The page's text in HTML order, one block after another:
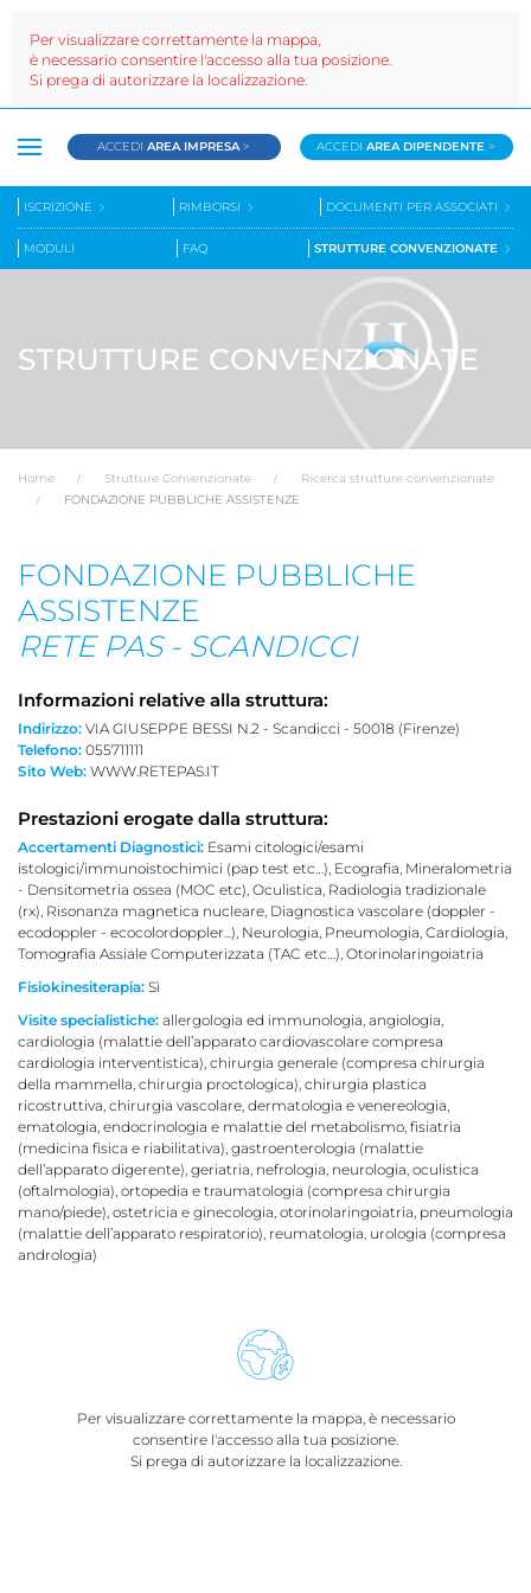
ACCEDIAREA IMPRESA > ACCEDIAREA DIPENDENTE >
ISCRIZIONE RIMBORSI DOCUMENTI PER ASSOCIATI
MODULI FAQ STRUTTURE CONVENZIONATE
STRUTTURE CONVENZIONATE
Home Strutture Convenzionate
Ricerca strutture convenzionate
FONDAZIONE PUBBLICHE ASSISTENZE
FONDAZIONE PUBBLICHE
ASSISTENZE
RETE PAS - SCANDICCI
Informazioni relative alla struttura:
Indirizzo: VIA GIUSEPPE BESSI N.2 - Scandicci - 50018 (Firenze)
Telefono: 055711111
Sito Web: WWW.RETEPAS.IT
Prestazioni erogate dalla struttura:
Accertamenti Diagnostici: Esami citologici/esami
istologici/immunoistochimici (pap test etc…), Ecografia, Mineralometria
- Densitometria ossea (MOC etc), Oculistica, Radiologia tradizionale
(rx), Risonanza magnetica nucleare, Diagnostica vascolare (doppler -
ecodoppler - ecocolordoppler...), Neurologia, Pneumologia, Cardiologia,
Tomografia Assiale Computerizzata (TAC etc…), Otorinolaringoiatria
Fisiokinesiterapia: Sì
Visite specialistiche: allergologia ed immunologia, angiologia,
cardiologia (malattie dell’apparato cardiovascolare compresa
cardiologia interventistica), chirurgia generale (compresa chirurgia
della mammella, chirurgia proctologica), chirurgia plastica
ricostruttiva, chirurgia vascolare, dermatologia e venereologia,
ematologia, endocrinologia e malattie del metabolismo, fisiatria
(medicina fisica e riabilitativa), gastroenterologia (malattie
dell’apparato digerente), geriatria, nefrologia, neurologia, oculistica
(oftalmologia), ortopedia e traumatologia (compresa chirurgia
mano/piede), ostetricia e ginecologia, otorinolaringoiatria, pneumologia
(malattie dell’apparato respiratorio), reumatologia, urologia (compresa
andrologia)
Per visualizzare correttamente la mappa, è necessario
consentire l'accesso alla tua posizione.
Si prega di autorizzare la localizzazione.
Per visualizzare correttamente la mappa,
è necessario consentire l'accesso alla tua posizione.
Si prega di autorizzare la localizzazione.